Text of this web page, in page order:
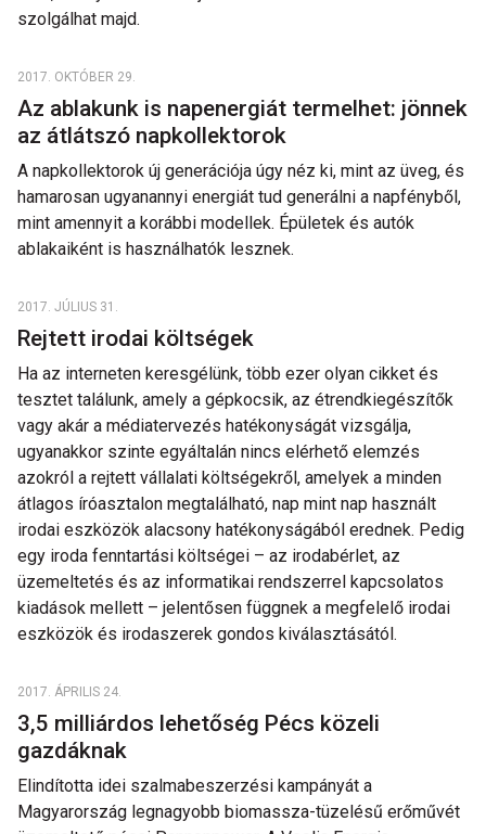
szolgálhat majd.
2017. OKTÓBER 29.
Az ablakunk is napenergiát termelhet: jönnek
az átlátszó napkollektorok
A napkollektorok új generációja úgy néz ki, mint az üveg, és
hamarosan ugyanannyi energiát tud generálni a napfényből,
mint amennyit a korábbi modellek. Épületek és autók
ablakaiként is használhatók lesznek.
2017. JÚLIUS 31.
Rejtett irodai költségek
Ha az interneten keresgélünk, több ezer olyan cikket és
tesztet találunk, amely a gépkocsik, az étrendkiegészítők
vagy akár a médiatervezés hatékonyságát vizsgálja,
ugyanakkor szinte egyáltalán nincs elérhető elemzés
azokról a rejtett vállalati költségekről, amelyek a minden
átlagos íróasztalon megtalálható, nap mint nap használt
irodai eszközök alacsony hatékonyságából erednek. Pedig
egy iroda fenntartási költségei – az irodabérlet, az
üzemeltetés és az informatikai rendszerrel kapcsolatos
kiadások mellett – jelentősen függnek a megfelelő irodai
eszközök és irodaszerek gondos kiválasztásától.
2017. ÁPRILIS 24.
3,5 milliárdos lehetőség Pécs közeli
gazdáknak
Elindította idei szalmabeszerzési kampányát a
Magyarország legnagyobb biomassza-tüzelésű erőművét